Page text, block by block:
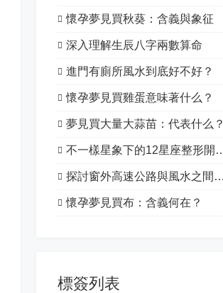
懷孕夢見買秋葵：含義與象征
深入理解生辰八字兩數算命
進門有廁所風水到底好不好？
懷孕夢見買雞蛋意味著什么？
夢見買大量大蒜苗：代表什么？
不一樣星象下的12星座整形開運：揭開星象的神秘面紗
探討窗外高速公路與風水之間的關系
懷孕夢見買布：含義何在？
標簽列表